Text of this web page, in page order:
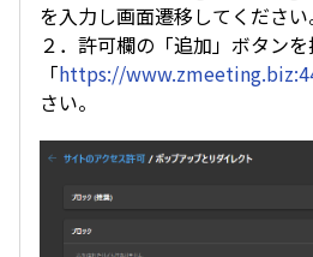
を入力し画面遷移してください
２．許可欄の「追加」ボタンを
「https://
さい。